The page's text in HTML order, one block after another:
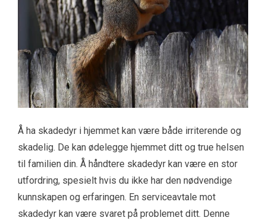
Å ha skadedyr i hjemmet kan være både irriterende og
skadelig. De kan ødelegge hjemmet ditt og true helsen
til familien din. Å håndtere skadedyr kan være en stor
utfordring, spesielt hvis du ikke har den nødvendige
kunnskapen og erfaringen. En serviceavtale mot
skadedyr kan være svaret på problemet ditt. Denne